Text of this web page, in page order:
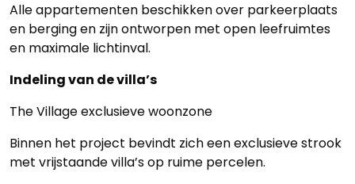
Alle appartementen beschikken over parkeerplaats
en berging en zijn ontworpen met open leefruimtes
en maximale lichtinval.
Indeling van de villa’s
The Village exclusieve woonzone
Binnen het project bevindt zich een exclusieve strook
met vrijstaande villa’s op ruime percelen.